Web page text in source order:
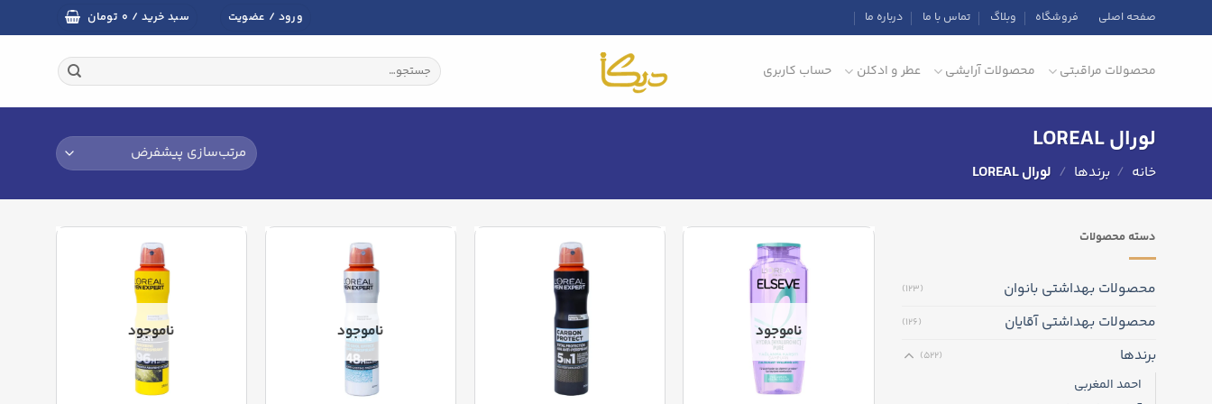
to
صفحه اصلی فروشگاه وبلاگ تماس با ما درباره ما ورود / عضویت سبد خرید / ۰ تومان
محصولات مراقبتی محصولات آرایشی عطر و ادکلن حساب کاربری
جستجو
برای:
لورال LOREAL
خانه / برندها / لورال LOREAL
دسته‌ محصولات
محصولات بهداشتی بانوان (123)
محصولات بهداشتی آقایان (126)
برندها (522)
احمد المغربی
ناموجود ناموجود ناموجود